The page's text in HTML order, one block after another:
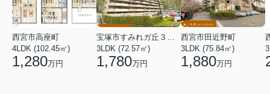
西宮市高座町
4LDK (102.45㎡)
1,280万円
宝塚市すみれガ丘３丁目
3LDK (72.57㎡)
1,780万円
西宮市田近野町
3LDK (75.84㎡)
1,880万円